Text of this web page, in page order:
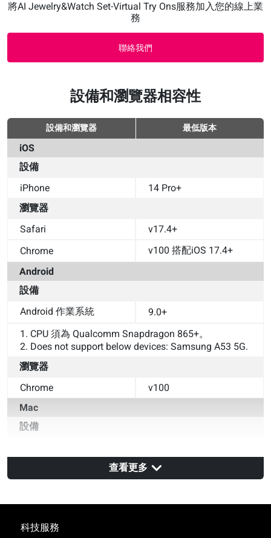
將AI Jewelry&Watch Set-Virtual Try Ons服務加入您的線上業
務
聯絡我們
設備和瀏覽器相容性
設備和瀏覽器 最低版本
iOS
設備
iPhone
14 Pro+
瀏覽器
Safari
v17.4+
Chrome
v100 搭配iOS 17.4+
Android
設備
Android 作業系統
9.0+
1. CPU 須為 Qualcomm Snapdragon 865+。
2. Does not support below devices: Samsung A53 5G.
瀏覽器
Chrome
v100
Mac
設備
1. Apple Macbook Air (M1, 2020)
Chrome
查看更多
科技服務